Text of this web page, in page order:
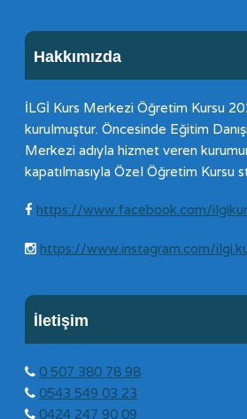
Hakkımızda
İLGİ Kurs Merkezi Öğretim Kursu
kurulmuştur. Öncesinde Eğitim
Merkezi adıyla hizmet veren
kapatılmasıyla Özel Öğretim Kursu
https://www.facebook.com/
https://www.instagram.com/
İletişim
0 507 380 78 98
0543 549 03 23
0424 247 90 09